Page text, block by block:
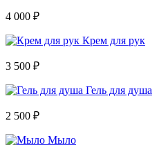
4 000 ₽
Крем для рук
3 500 ₽
Гель для душа
2 500 ₽
Мыло